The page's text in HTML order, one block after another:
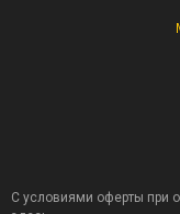
С условиями оферты при